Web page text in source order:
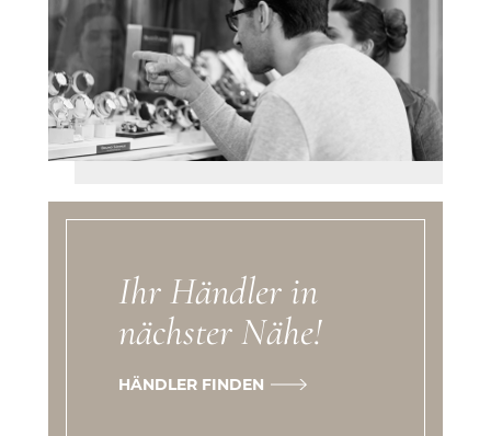
Ihr Händler in
nächster Nähe!
HÄNDLER FINDEN